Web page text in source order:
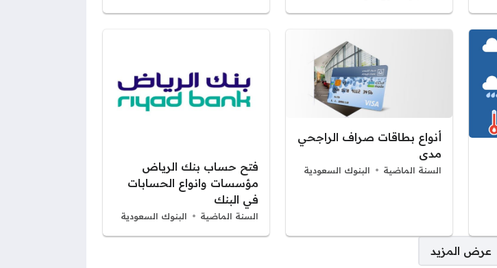
أنواع بطاقات صراف الراجحي
مدى
السنة الماضية البنوك السعودية
فتح حساب بنك الرياض
مؤسسات وانواع الحسابات
في البنك
السنة الماضية البنوك السعودية
عرض المزيد